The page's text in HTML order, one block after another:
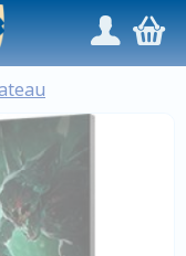
/,